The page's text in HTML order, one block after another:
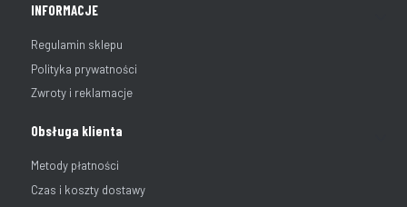
INFORMACJE
Regulamin sklepu
Polityka prywatności
Zwroty i reklamacje
Obsługa klienta
Metody płatności
Czas i koszty dostawy